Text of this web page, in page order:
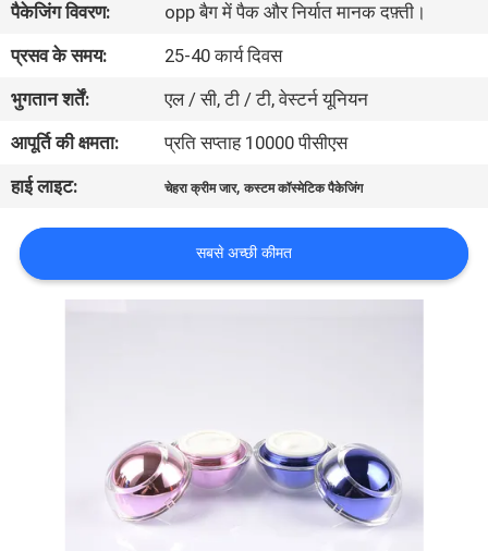
संपर्क
करें
एक
उद्धरण
विनती
करे
पैकेजिंग विवरण:
opp बैग में पैक और निर्यात मानक दफ़्ती।
प्रसव के समय:
25-40 कार्य दिवस
भुगतान शर्तें:
एल / सी, टी / टी, वेस्टर्न यूनियन
आपूर्ति की क्षमता:
प्रति सप्ताह 10000 पीसीएस
हाई लाइट:
चेहरा क्रीम जार,कस्टम कॉस्मेटिक पैकेजिंग
सबसे अच्छी कीमत